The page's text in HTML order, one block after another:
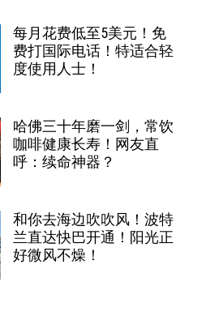
每月花费低至5美元！免
费打国际电话！特适合轻
度使用人士！
哈佛三十年磨一剑，常饮
咖啡健康长寿！网友直
呼：续命神器？
和你去海边吹吹风！波特
兰直达快巴开通！阳光正
好微风不燥！